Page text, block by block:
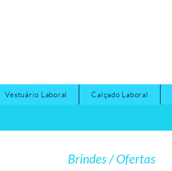
Vestuário Laboral Calçado Laboral
Brindes / Ofertas